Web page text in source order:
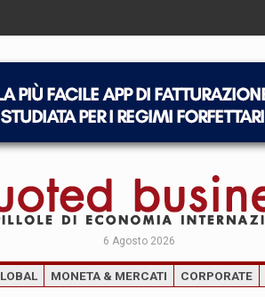
6 Agosto 2026
MONETA & MERCATI CORPORATE